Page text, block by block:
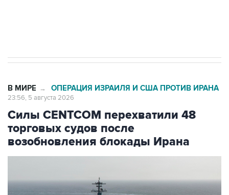
В МИРЕ → ОПЕРАЦИЯ ИЗРАИЛЯ И США ПРОТИВ ИРАНА
23:56, 5 августа 2026
Силы CENTCOM перехватили 48
торговых судов после
возобновления блокады Ирана